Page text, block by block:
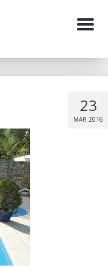
Menu
23
MAR 2016